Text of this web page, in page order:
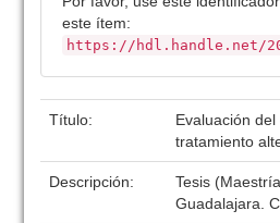
este ítem:
https://hdl.handle.net/
Título:
Evaluación
tratamiento
Descripción:
Tesis
Guadalajara.